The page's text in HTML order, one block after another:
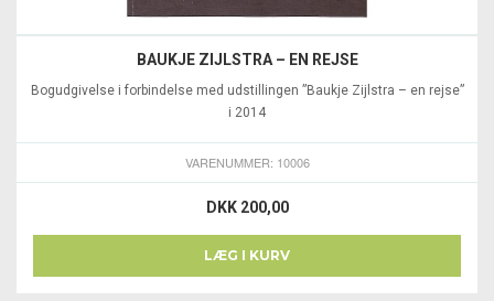
BAUKJE ZIJLSTRA – EN REJSE
Bogudgivelse i forbindelse med udstillingen ”Baukje Zijlstra – en rejse”
i 2014
VARENUMMER: 10006
DKK 200,00
LÆG I KURV